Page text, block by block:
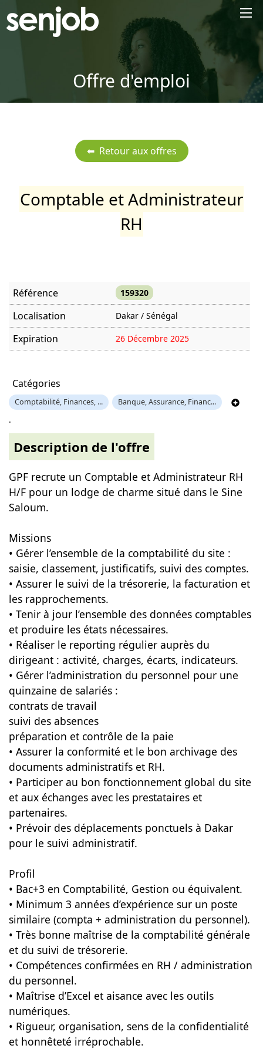
Offre d'emploi
Comptable et Administrateur
RH
Référence 159320
Localisation Dakar / Sénégal
Expiration 26 Décembre 2025
Catégories
Comptabilité, Finances, ... Banque, Assurance, Financ...
.
Description de l'offre
GPF recrute un Comptable et Administrateur RH
H/F pour un lodge de charme situé dans le Sine
Saloum.
Missions
• Gérer l’ensemble de la comptabilité du site :
saisie, classement, justificatifs, suivi des comptes.
• Assurer le suivi de la trésorerie, la facturation et
les rapprochements.
• Tenir à jour l’ensemble des données comptables
et produire les états nécessaires.
• Réaliser le reporting régulier auprès du
dirigeant : activité, charges, écarts, indicateurs.
• Gérer l’administration du personnel pour une
quinzaine de salariés :
contrats de travail
suivi des absences
préparation et contrôle de la paie
• Assurer la conformité et le bon archivage des
documents administratifs et RH.
• Participer au bon fonctionnement global du site
et aux échanges avec les prestataires et
partenaires.
• Prévoir des déplacements ponctuels à Dakar
pour le suivi administratif.
Profil
• Bac+3 en Comptabilité, Gestion ou équivalent.
• Minimum 3 années d’expérience sur un poste
similaire (compta + administration du personnel).
• Très bonne maîtrise de la comptabilité générale
et du suivi de trésorerie.
• Compétences confirmées en RH / administration
du personnel.
• Maîtrise d’Excel et aisance avec les outils
numériques.
• Rigueur, organisation, sens de la confidentialité
et honnêteté irréprochable.
×